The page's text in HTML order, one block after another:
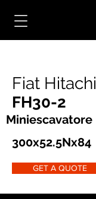
Fiat Hitachi
FH30-2
Miniescavatore
300x52.5Nx84
GET A QUOTE